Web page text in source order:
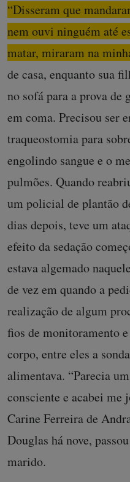
“Disseram que
nem ouvi ninguém até
matar, miraram na
de casa, enquanto sua
no sofá para a prova de
em coma. Precisou ser
traqueostomia para
engolindo sangue e o
pulmões. Quando
um policial de plantão
dias depois, teve um
efeito da sedação
estava algemado
de vez em quando a
realização de algum
fios de monitoramento
corpo, entre eles a
alimentava. “Parecia
consciente e acabei me
Carine Ferreira de
Douglas há nove,
marido.